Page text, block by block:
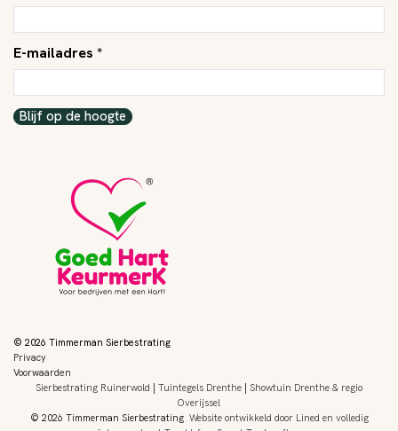
E-mailadres *
Blijf op de hoogte
© 2026 Timmerman Sierbestrating
Privacy
Voorwaarden
Sierbestrating Ruinerwold | Tuintegels Drenthe | Showtuin Drenthe & regio
Overijssel
© 2026 Timmerman Sierbestrating Website ontwikkeld door Lined en volledig